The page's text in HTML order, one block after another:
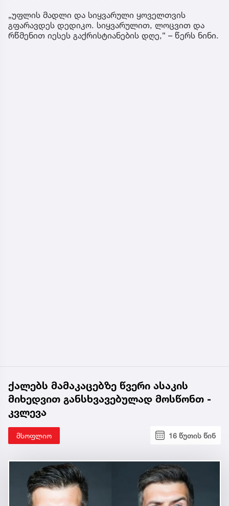
„უფლის მადლი და სიყვარული ყოველთვის
გფარავდეს დედიკო. სიყვარულით, ლოცვით და
რწმენით იესეს გაქრისტიანების დღე,“ – წერს ნინი.
ქალებს მამაკაცებზე წვერი ასაკის
მიხედვით განსხვავებულად მოსწონთ -
კვლევა
მსოფლიო 16 წუთის წინ